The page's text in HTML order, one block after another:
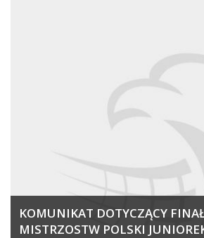
KOMUNIKAT DOTYCZĄCY
MISTRZOSTW POLSKI